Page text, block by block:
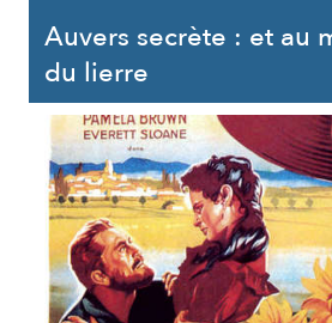
Auvers secrète : et au
du lierre